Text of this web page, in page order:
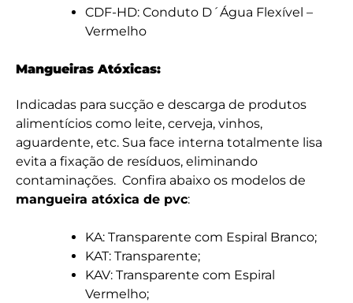
CDF-HD: Conduto D´Água Flexível –
Vermelho
Mangueiras Atóxicas:
Indicadas para sucção e descarga de produtos
alimentícios como leite, cerveja, vinhos,
aguardente, etc. Sua face interna totalmente lisa
evita a fixação de resíduos, eliminando
contaminações. Confira abaixo os modelos de
mangueira atóxica de pvc:
KA: Transparente com Espiral Branco;
KAT: Transparente;
KAV: Transparente com Espiral
Vermelho;